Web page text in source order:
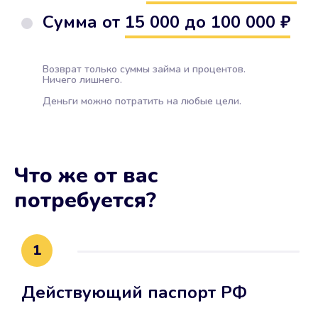
Сумма от 15 000 до 100 000 ₽
Возврат только суммы займа и процентов.
Ничего лишнего.
Деньги можно потратить на любые цели.
Что же от вас
потребуется?
1
Действующий паспорт РФ